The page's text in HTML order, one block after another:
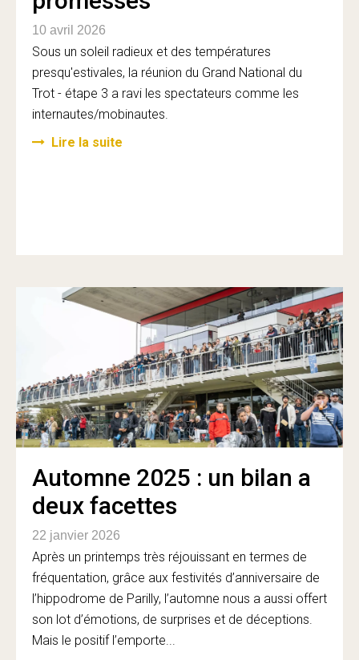
10 avril 2026
Sous un soleil radieux et des températures
presqu'estivales, la réunion du Grand National du
Trot - étape 3 a ravi les spectateurs comme les
internautes/mobinautes.
Lire la suite
Automne 2025 : un bilan a
deux facettes
22 janvier 2026
Après un printemps très réjouissant en termes de
fréquentation, grâce aux festivités d’anniversaire de
l’hippodrome de Parilly, l’automne nous a aussi offert
son lot d’émotions, de surprises et de déceptions.
Mais le positif l’emporte...